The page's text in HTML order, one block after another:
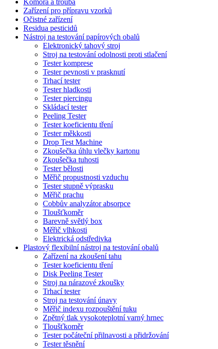
Zařízení pro přípravu vzorků
Očistné zařízení
Residua pesticidů
Nástroj na testování papírových obalů
Elektronický tahový stroj
Stroj na testování odolnosti proti stlačení
Tester komprese
Tester pevnosti v prasknutí
Trhací tester
Tester hladkosti
Tester piercingu
Skládací tester
Peeling Tester
Tester koeficientu tření
Tester měkkosti
Drop Test Machine
Zkoušečka úhlu vlečky kartonu
Zkoušečka tuhosti
Tester bělosti
Měřič propustnosti vzduchu
Tester stupně výprasku
Měřič prachu
Cobbův analyzátor absorpce
Tloušťkoměr
Barevně světlý box
Měřič vlhkosti
Elektrická odstředivka
Plastový flexibilní nástroj na testování obalů
Zařízení na zkoušení tahu
Tester koeficientu tření
Disk Peeling Tester
Stroj na nárazové zkoušky
Trhací tester
Stroj na testování únavy
Měřič indexu rozpouštění tuku
Zpětný tlak vysokoteplotní varný hrnec
Tloušťkoměr
Tester počáteční přilnavosti a přidržování
Tester těsnění